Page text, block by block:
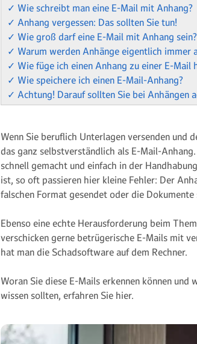
✓ Wie schreibt man eine E-Mail mit Anhang?
✓ Anhang vergessen: Das sollten Sie tun!
✓ Wie groß darf eine E-Mail mit Anhang sein?
✓ Warum werden Anhänge eigentlich immer
✓ Wie füge ich einen Anhang zu einer E-Mail
✓ Wie speichere ich einen E-Mail-Anhang?
✓ Achtung! Darauf sollten Sie bei Anhängen
Wenn Sie beruflich Unterlagen versenden und
das ganz selbstverständlich als E-Mail-
schnell gemacht und einfach in der
ist, so oft passieren hier kleine Fehler: Der
falschen Format gesendet oder die
Ebenso eine echte Herausforderung beim
verschicken gerne betrügerische E-Mails mit
hat man die Schadsoftware auf dem Rechner.
Woran Sie diese E-Mails erkennen können und
wissen sollten, erfahren Sie hier.